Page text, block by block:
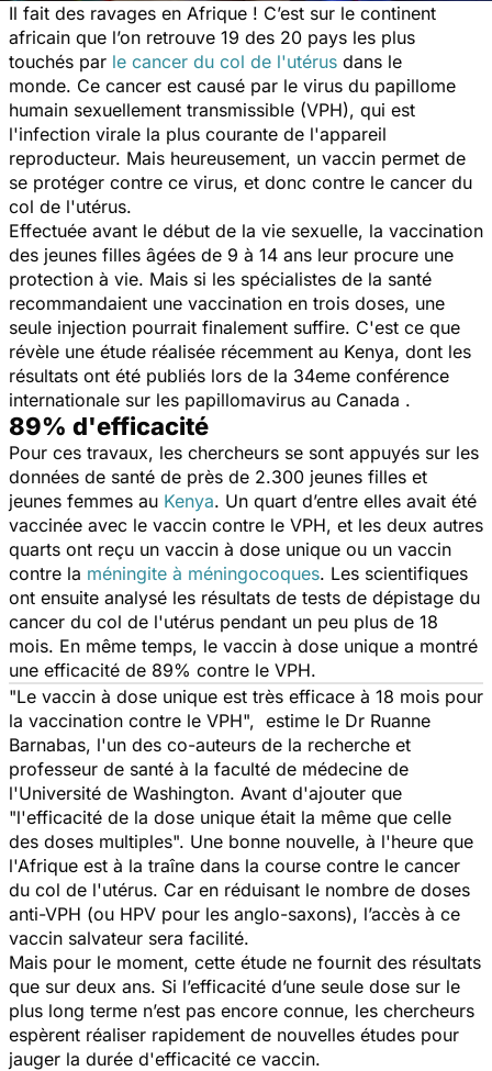
Il fait des ravages en Afrique ! C’est sur le continent
africain que l’on retrouve 19 des 20 pays les plus
touchés par le cancer du col de l'utérus dans le
monde. Ce cancer est causé par le virus du papillome
humain sexuellement transmissible (VPH), qui est
l'infection virale la plus courante de l'appareil
reproducteur. Mais heureusement, un vaccin permet de
se protéger contre ce virus, et donc contre le cancer du
col de l'utérus.
Effectuée avant le début de la vie sexuelle, la vaccination
des jeunes filles âgées de 9 à 14 ans leur procure une
protection à vie. Mais si les spécialistes de la santé
recommandaient une vaccination en trois doses, une
seule injection pourrait finalement suffire. C'est ce que
révèle une étude réalisée récemment au Kenya, dont les
résultats ont été publiés lors de la 34eme conférence
internationale sur les papillomavirus au Canada .
89% d'efficacité
Pour ces travaux, les chercheurs se sont appuyés sur les
données de santé de près de 2.300 jeunes filles et
jeunes femmes au Kenya. Un quart d’entre elles avait été
vaccinée avec le vaccin contre le VPH, et les deux autres
quarts ont reçu un vaccin à dose unique ou un vaccin
contre la méningite à méningocoques. Les scientifiques
ont ensuite analysé les résultats de tests de dépistage du
cancer du col de l'utérus pendant un peu plus de 18
mois. En même temps, le vaccin à dose unique a montré
une efficacité de 89% contre le VPH.
"Le vaccin à dose unique est très efficace à 18 mois pour
la vaccination contre le VPH", estime le Dr Ruanne
Barnabas, l'un des co-auteurs de la recherche et
professeur de santé à la faculté de médecine de
l'Université de Washington. Avant d'ajouter que
"l'efficacité de la dose unique était la même que celle
des doses multiples". Une bonne nouvelle, à l'heure que
l'Afrique est à la traîne dans la course contre le cancer
du col de l'utérus. Car en réduisant le nombre de doses
anti-VPH (ou HPV pour les anglo-saxons), l’accès à ce
vaccin salvateur sera facilité.
Mais pour le moment, cette étude ne fournit des résultats
que sur deux ans. Si l’efficacité d’une seule dose sur le
plus long terme n’est pas encore connue, les chercheurs
espèrent réaliser rapidement de nouvelles études pour
jauger la durée d'efficacité ce vaccin.